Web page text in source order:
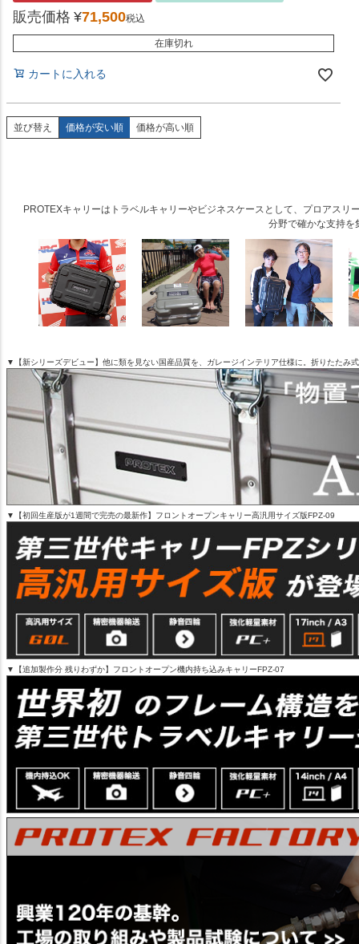
販売価格 ¥71,500税込
在庫切れ
カートに入れる
並び替え 価格が安い順 価格が高い順
PROTEXキャリーはトラベルキャリーやビジネスケースとして、プロアス
分野で確かな支持を
▼【新シリーズデビュー】他に類を見ない国産品質を、ガレージインテリア仕様に。折りたたみ
▼【初回生産版が1週間で完売の最新作】フロントオープンキャリー高汎用サイズ版FPZ-09
▼【追加製作分 残りわずか】フロントオープン機内持ち込みキャリーFPZ-07